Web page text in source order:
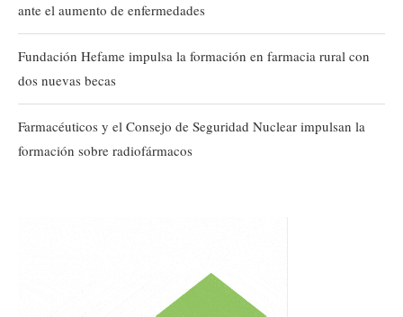
ante el aumento de enfermedades
Fundación Hefame impulsa la formación en farmacia rural con
dos nuevas becas
Farmacéuticos y el Consejo de Seguridad Nuclear impulsan la
formación sobre radiofármacos